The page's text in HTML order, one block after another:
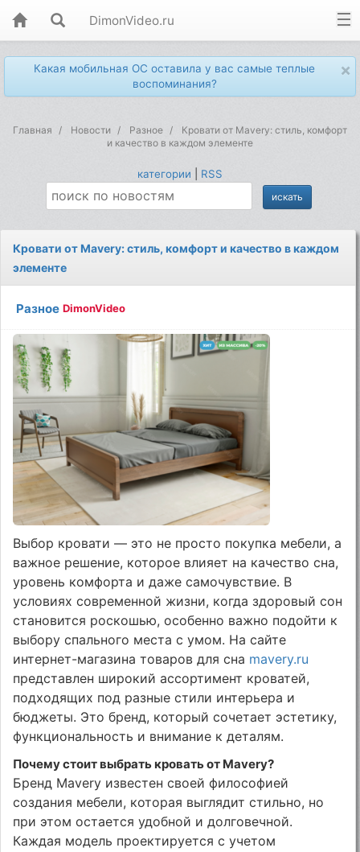
DimonVideo.ru
×
Какая мобильная ОС оставила у вас самые теплые
воспоминания?
Главная Новости Разное
Кровати от Mavery: стиль, комфорт
и качество в каждом элементе
категории RSS
Кровати от Mavery: стиль, комфорт и качество в каждом
элементе
Разное DimonVideo
Выбор кровати — это не просто покупка мебели, а
важное решение, которое влияет на качество сна,
уровень комфорта и даже самочувствие. В
условиях современной жизни, когда здоровый сон
становится роскошью, особенно важно подойти к
выбору спального места с умом. На сайте
интернет-магазина товаров для сна mavery.ru
представлен широкий ассортимент кроватей,
подходящих под разные стили интерьера и
бюджеты. Это бренд, который сочетает эстетику,
функциональность и внимание к деталям.
Почему стоит выбрать кровать от Mavery?
Бренд Mavery известен своей философией
создания мебели, которая выглядит стильно, но
при этом остается удобной и долговечной.
Каждая модель проектируется с учетом